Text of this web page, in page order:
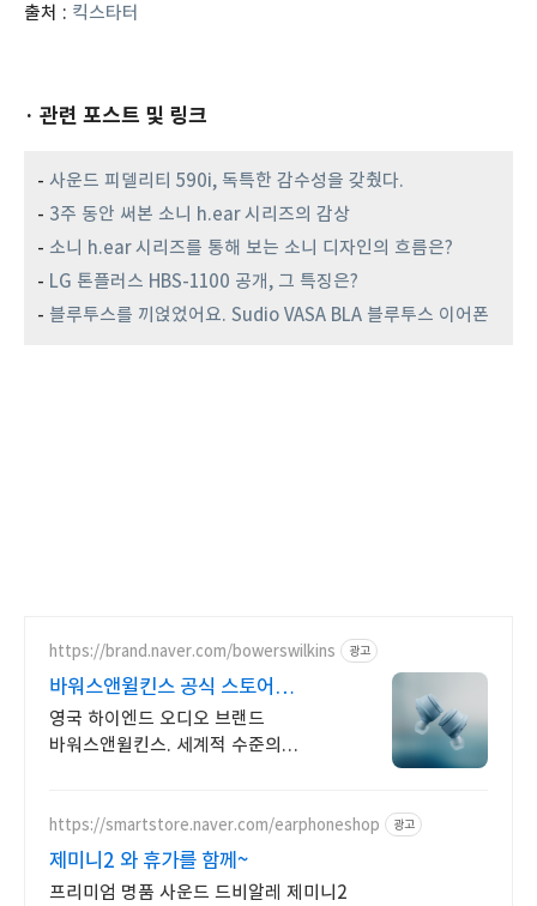
출처 : 킥스타터
· 관련 포스트 및 링크
- 사운드 피델리티 590i, 독특한 감수성을 갖췄다.
- 3주 동안 써본 소니 h.ear 시리즈의 감상
- 소니 h.ear 시리즈를 통해 보는 소니 디자인의 흐름은?
- LG 톤플러스 HBS-1100 공개, 그 특징은?
- 블루투스를 끼얹었어요. Sudio VASA BLA 블루투스 이어폰
https://brand.naver.com/bowerswilkins 광고
바워스앤윌킨스 공식 스토어
하이엔드 명품 오디오
영국 하이엔드 오디오 브랜드
바워스앤윌킨스. 세계적 수준의
https://smartstore.naver.com/earphoneshop 광고
제미니2 와 휴가를 함께~
프리미엄 명품 사운드 드비알레 제미니2